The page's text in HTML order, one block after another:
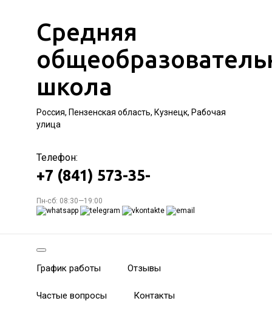
Средняя
школа
Россия, Пензенская область, Кузнецк, Рабочая
улица
Телефон:
+7 (841) 573-35-
Пн-сб: 08:30—19:00
График работы Отзывы
Частые вопросы Контакты